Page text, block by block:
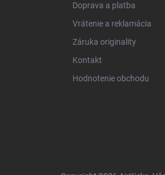
Doprava a platba
Vrátenie a reklamácia
Záruka originality
Kontakt
Hodnotenie obchodu